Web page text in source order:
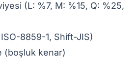
(L: %7, M: %15, Q: %25,
8859-1, Shift-JIS)
(boşluk kenar)